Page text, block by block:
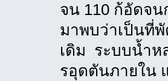
จน 110 ก้อัดจ
มาพบว่าเป็นที่
เดิม ระบบน้ำห
รอุดตันภายใน